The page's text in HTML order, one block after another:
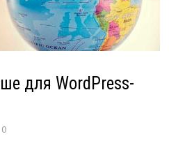
для WordPress-
0